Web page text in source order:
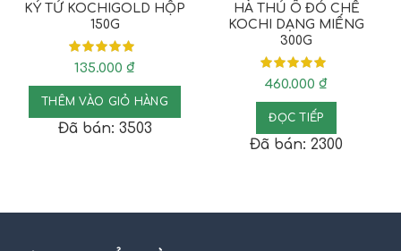
KỶ TỬ KOCHIGOLD HỘP
150G
135.000 ₫
THÊM VÀO GIỎ HÀNG
Đã bán: 3503
HÀ THỦ Ô ĐỎ CHẾ
KOCHI DẠNG MIẾNG
300G
460.000 ₫
ĐỌC TIẾP
Đã bán: 2300